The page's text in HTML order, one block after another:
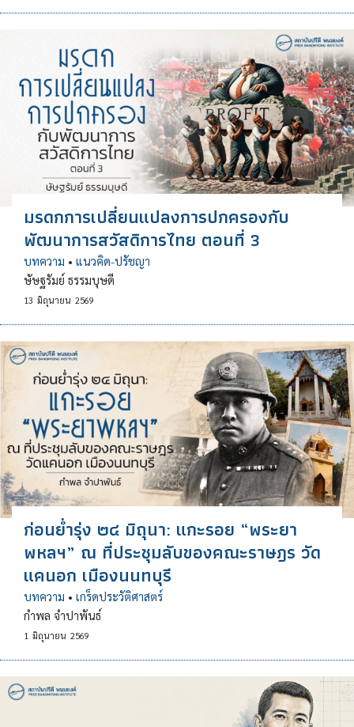
มรดกการเปลี่ยนแปลงการปกครองกับ
พัฒนาการสวัสดิการไทย ตอนที่ 3
บทความ • แนวคิด-ปรัชญา
ษัษฐรัมย์ ธรรมบุษดี
13 มิถุนายน 2569
ก่อนย่ำรุ่ง ๒๔ มิถุนา: แกะรอย “พระยา
พหลฯ” ณ ที่ประชุมลับของคณะราษฎร วัด
แคนอก เมืองนนทบุรี
บทความ • เกร็ดประวัติศาสตร์
กำพล จำปาพันธ์
1 มิถุนายน 2569